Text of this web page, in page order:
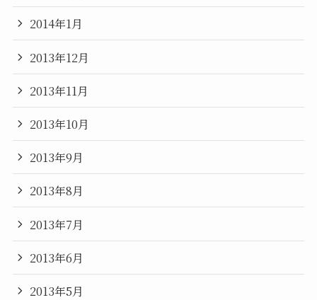
2014年1月
2013年12月
2013年11月
2013年10月
2013年9月
2013年8月
2013年7月
2013年6月
2013年5月